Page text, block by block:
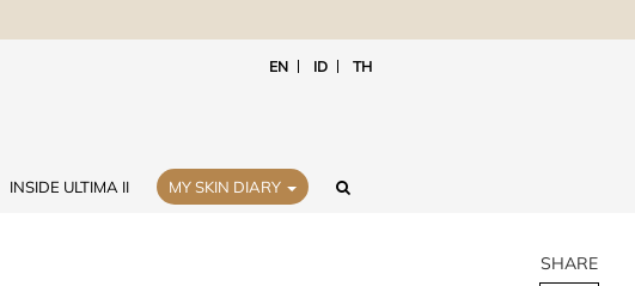
EN ID TH
INSIDE ULTIMA II MY SKIN DIARY
SHARE